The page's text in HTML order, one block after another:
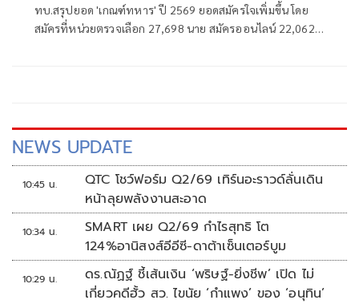
ทบ.สรุปยอด 'เกณฑ์ทหาร' ปี 2569 ยอดสมัครใจเพิ่มขึ้น โดย
สมัครที่หน่วยตรวจเลือก 27,698 นาย สมัครออนไลน์ 22,062
NEWS UPDATE
10:45 น.
QTC โชว์ฟอร์ม Q2/69 เทิร์นอะราวด์ลั่นเดิน
หน้าลุยพลังงานสะอาด
10:34 น.
SMART เผย Q2/69 กำไรสุทธิ โต
124%อานิสงส์อีอีซี-ดาต้าเซ็นเตอร์บูม
10:29 น.
ดร.ณัฏฐ์ ชี้เส้นเงิน ‘พริษฐ์-ยิ่งชีพ’ เปิด ไม่
เกี่ยวคดีฮั้ว สว. ไขนัย ‘กำแพง’ ของ ‘อนุทิน’